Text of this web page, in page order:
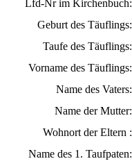
Lfd-Nr im Kirchenbuch:
Geburt des Täuflings:
Taufe des Täuflings:
Vorname des Täuflings:
Name des Vaters:
Name der Mutter:
Wohnort der Eltern :
Name des 1. Taufpaten: